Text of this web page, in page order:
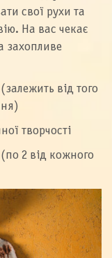
свої рухи та
На вас чекає
захопливе
від того
творчості
2 від кожного